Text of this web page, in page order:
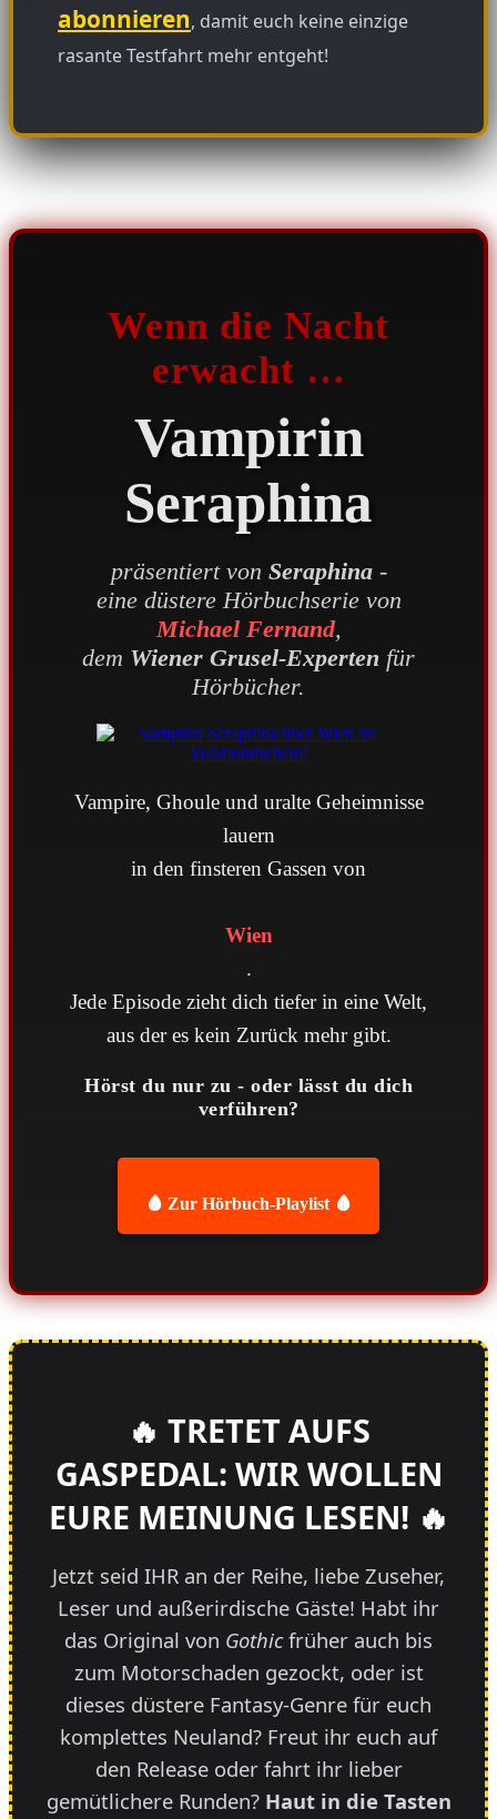
abonnieren, damit euch keine einzige
rasante Testfahrt mehr entgeht!
Wenn die Nacht
erwacht …
Vampirin
Seraphina
präsentiert von Seraphina-
eine düstere Hörbuchserie von
Michael Fernand,
dem Wiener Grusel-Experten für
Hörbücher.
Vampire, Ghoule und uralte Geheimnisse
lauern
in den finsteren Gassen von
Wien
.
Jede Episode zieht dich tiefer in eine Welt,
aus der es kein Zurück mehr gibt.
Hörst du nur zu - oder lässt du dich
verführen?
🩸 Zur Hörbuch-Playlist 🩸
🔥 TRETET AUFS
GASPEDAL: WIR WOLLEN
EURE MEINUNG LESEN! 🔥
Jetzt seid IHR an der Reihe, liebe Zuseher,
Leser und außerirdische Gäste! Habt ihr
das Original von Gothicfrüher auch bis
zum Motorschaden gezockt, oder ist
dieses düstere Fantasy-Genre für euch
komplettes Neuland? Freut ihr euch auf
den Release oder fahrt ihr lieber
gemütlichere Runden? Haut in die Tasten